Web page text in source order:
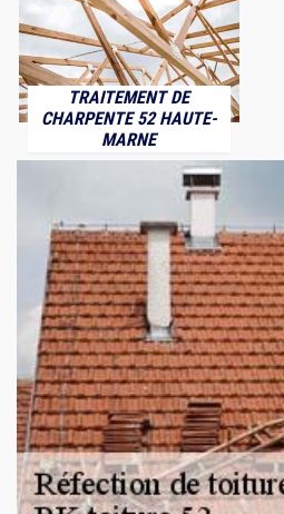
TRAITEMENT DE
CHARPENTE 52 HAUTE-
MARNE